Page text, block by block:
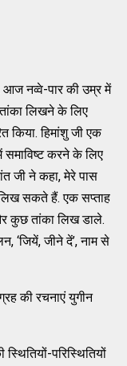
आज नव्वे-पार की उम्र में
तांका लिखने के लिए
किया. हिमांशु जी एक
करने के लिए
जी ने कहा, मेरे पास
लिख सकते हैं. एक सप्ताह
कुछ तांका लिख डाले.
‘जियें, जीने दें’, नाम से
की रचनाएं युगीन
परिस्थितियों